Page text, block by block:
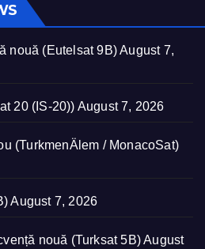
nouă (Eutelsat 9B)August 7,
20 (IS-20)) August 7, 2026
(TurkmenÄlem / MonacoSat)
August 7, 2026
nouă (Turksat 5B)August